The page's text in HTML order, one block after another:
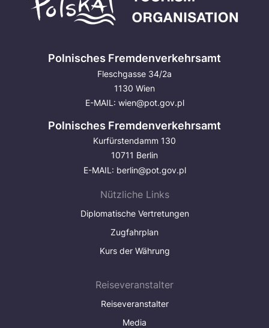
Polnisches Fremdenverkehrsamt
Fleschgasse 34/2a
1130 Wien
E-MAIL: wien@pot.gov.pl
Polnisches Fremdenverkehrsamt
Kurfürstendamm 130
10711 Berlin
E-MAIL: berlin@pot.gov.pl
Nützliche Links
Diplomatische Vertretungen
Zugfahrplan
Kurs der Währung
Reiseveranstalter
Reiseveranstalter
Media